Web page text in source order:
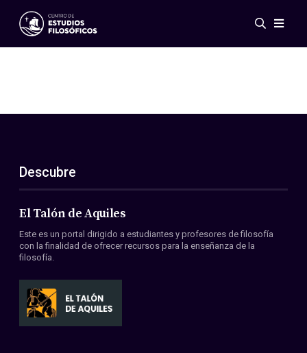
Eventos
ES
EN
Acerca de nosotros
Miembros
Convenios
Descubre
El Talón de Aquiles
Este es un portal dirigido a estudiantes y profesores de filosofía
con la finalidad de ofrecer recursos para la enseñanza de la
filosofía.